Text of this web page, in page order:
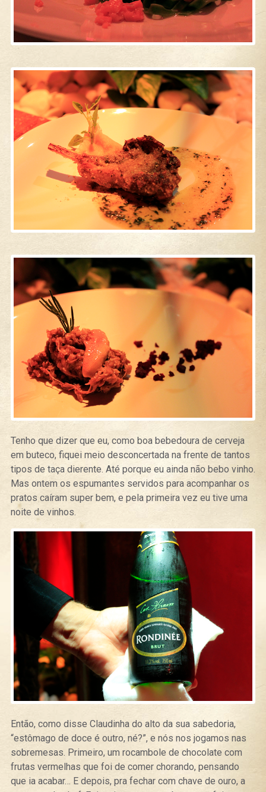
Tenho que dizer que eu, como boa bebedoura de cerveja
em buteco, fiquei meio desconcertada na frente de tantos
tipos de taça dierente. Até porque eu ainda não bebo vinho.
Mas ontem os espumantes servidos para acompanhar os
pratos caíram super bem, e pela primeira vez eu tive uma
noite de vinhos.
Então, como disse Claudinha do alto da sua sabedoria,
“estômago de doce é outro, né?”, e nós nos jogamos nas
sobremesas. Primeiro, um rocambole de chocolate com
frutas vermelhas que foi de comer chorando, pensando
que ia acabar… E depois, pra fechar com chave de ouro, a